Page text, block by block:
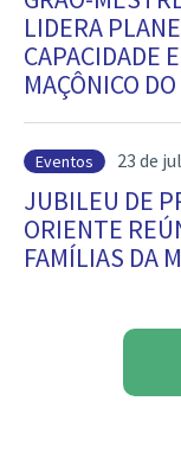
LIDERA
CAPACIDADE
MAÇÔNICO
Eventos 23 de
JUBILEU DE
ORIENTE
FAMÍLIAS DA